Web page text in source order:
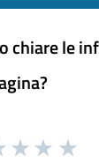
chiare le